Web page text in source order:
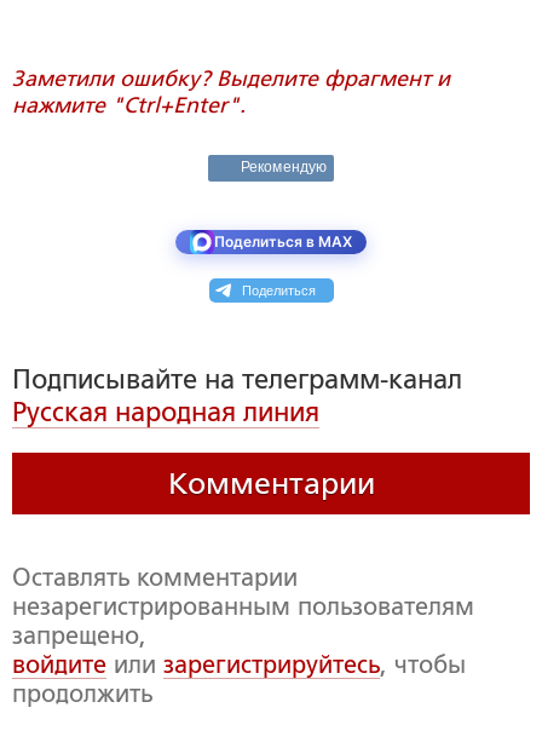
Заметили ошибку? Выделите фрагмент и
нажмите "Ctrl+Enter".
Рекомендую
Поделиться в MAX
Поделиться
Подписывайте на телеграмм-канал
Русская народная линия
Комментарии
Оставлять комментарии
незарегистрированным пользователям
запрещено,
войдите или зарегистрируйтесь, чтобы
продолжить